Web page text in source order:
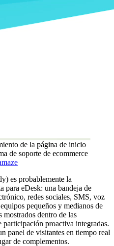
de la página de inicio
de soporte de ecommerce
es probablemente la
para eDesk: una bandeja de
redes sociales, SMS, voz
pequeños y medianos de
mostrados dentro de las
participación proactiva integradas.
panel de visitantes en tiempo real
de complementos.